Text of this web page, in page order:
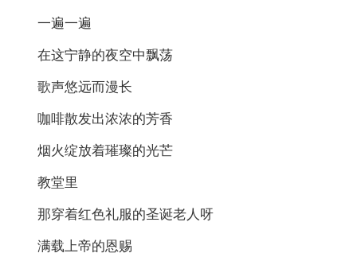
一遍一遍
在这宁静的夜空中飘荡
歌声悠远而漫长
咖啡散发出浓浓的芳香
烟火绽放着璀璨的光芒
教堂里
那穿着红色礼服的圣诞老人呀
满载上帝的恩赐